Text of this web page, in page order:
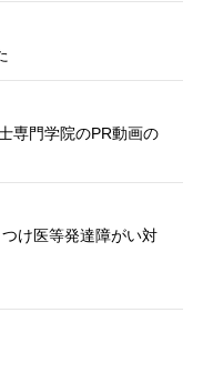
専門学院のPR動画の
け医等発達障がい対